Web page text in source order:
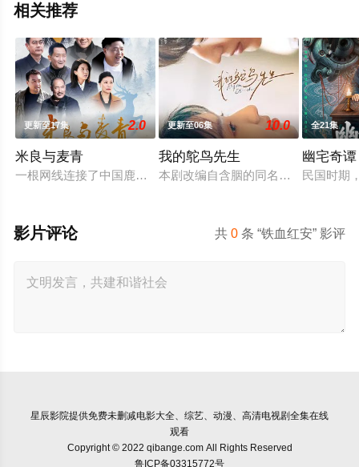
相关推荐
更新至17集 2.0
米良与麦青
一根网线连接了中国鹿鸣村和英国牛津，麦香通过视频向米良
更新至06集 10.0
我的鸵鸟先生
本剧改编自含胭的同名小说，讲述了
全21集
幽宅奇谭
民国时期
共0 条 “铁血红安” 影评
影片评论
星辰影院提供免费未删减电影大全、综艺、动漫、高清电视剧全集在线
观看
Copyright © 2022 qibange.com All Rights Reserved
鲁ICP备03315772号